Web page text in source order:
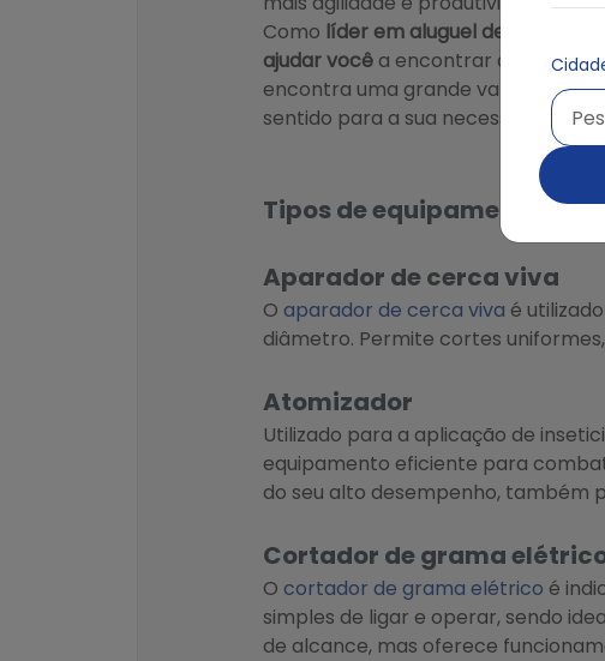
Como líder em aluguel de
ajudar você a encontrar a solução
encontra uma grande variedade
sentido para a sua necessidade.
Tipos de equipamentos
Aparador de cerca viva
O aparador de cerca viva é
diâmetro. Permite cortes
Atomizador
Utilizado para a aplicação de
equipamento eficiente para
do seu alto desempenho, também
Cortador de grama
O cortador de grama elétrico é
simples de ligar e operar, sendo
de alcance, mas oferece